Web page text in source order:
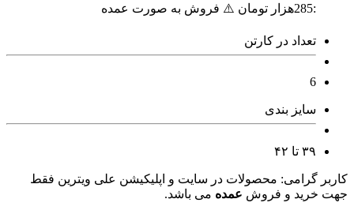
:285هزار تومان ⚠️ فروش به صورت عمده
تعداد در کارتن
6
سایز بندی
۳۹ تا ۴۲
کاربر گرامی: محصولات در سایت و اپلیکیشن علی ویترین فقط
جهت خرید و فروش عمده می باشد.